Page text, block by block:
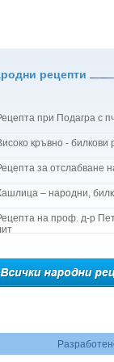
рецепти
при Подагра с
кръвно - билкови
за отслабване
– народни,
на проф. д-р